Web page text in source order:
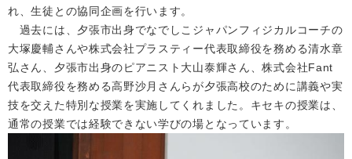
れ、生徒との協同企画を行います。
過去には、夕張市出身でなでしこジャパンフィジカルコーチの
大塚慶輔さんや株式会社プラスティー代表取締役を務める清水章
弘さん、夕張市出身のピアニスト大山泰輝さん、株式会社Fant
代表取締役を務める高野沙月さんらが夕張高校のために講義や実
技を交えた特別な授業を実施してくれました。キセキの授業は、
通常の授業では経験できない学びの場となっています。